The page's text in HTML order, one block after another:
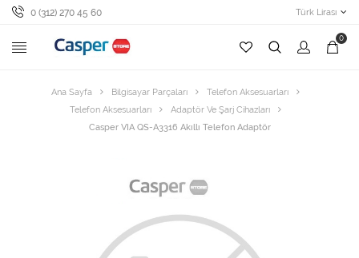
0 (312) 270 45 60 Türk Lirası
0
Ana Sayfa Bilgisayar Parçaları
Telefon Aksesuarları
Telefon Aksesuarları
Adaptör Ve Şarj Cihazları
Casper VIA QS-A3316 Akıllı Telefon Adaptör